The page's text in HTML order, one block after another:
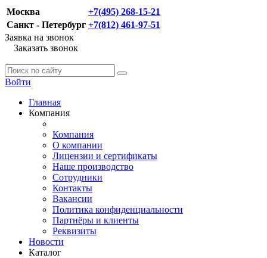
Москва
+7(495) 268-15-21
Санкт - Петербург +7(812) 461-97-51
Заявка на звонок
Заказать звонок
Войти
Главная
Компания
Компания
О компании
Лицензии и сертификаты
Наше производство
Сотрудники
Контакты
Вакансии
Политика конфиденциальности
Партнёры и клиенты
Реквизиты
Новости
Каталог